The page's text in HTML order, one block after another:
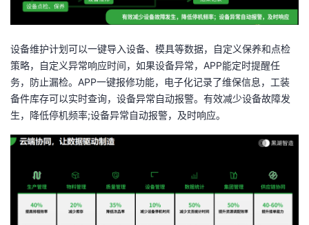
设备维护计划可以一键导入设备、模具等数据，自定义保养和点检
策略，自定义异常响应时间，如果设备异常， APP能定时提醒任
务，防止漏检。 APP一键报修功能，电子化记录了维保信息，工装
备件库存可以实时查询，设备异常自动报警。有效减少设备故障发
生，降低停机频率;设备异常自动报警，及时响应。